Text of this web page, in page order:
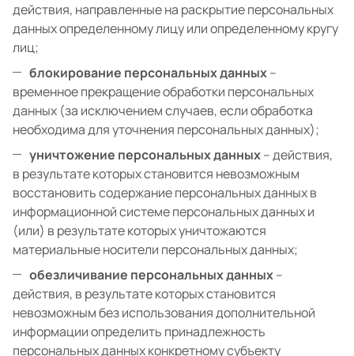
действия, направленные на раскрытие персональных
данных определенному лицу или определенному кругу
лиц;
блокирование персональных данных–
временное прекращение обработки персональных
данных (за исключением случаев, если обработка
необходима для уточнения персональных данных);
уничтожение персональных данных– действия,
в результате которых становится невозможным
восстановить содержание персональных данных в
информационной системе персональных данных и
(или) в результате которых уничтожаются
материальные носители персональных данных;
обезличивание персональных данных–
действия, в результате которых становится
невозможным без использования дополнительной
информации определить принадлежность
персональных данных конкретному субъекту